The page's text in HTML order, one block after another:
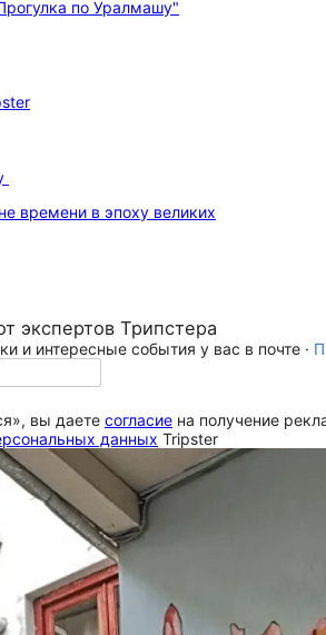
времени в эпоху великих
экспертов Трипстера
и интересные события у вас в почте ·
вы даете согласие на получение
данных Tripster